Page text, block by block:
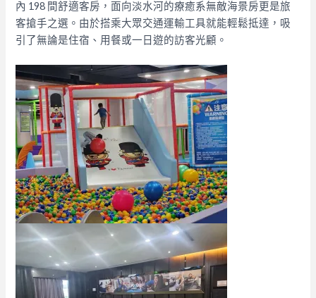
內 198 間舒適客房，面向淡水河的療癒系無敵海景房更是旅
客搶手之選。由於搭乘大眾交通運輸工具就能輕鬆抵達，吸
引了無論是住宿、用餐或一日遊的訪客光顧。